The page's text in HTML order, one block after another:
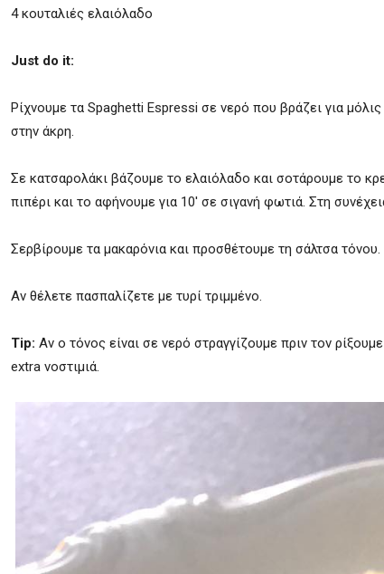
4 κουταλιές ελαιόλαδο
Just do it:
Ρίχνουμε τα Spaghetti Espressi σε νερό που βράζει για μόλις
στην άκρη.
Σε κατσαρολάκι βάζουμε το ελαιόλαδο και σοτάρουμε το
πιπέρι και το αφήνουμε για 10′ σε σιγανή φωτιά. Στη
Σερβίρουμε τα μακαρόνια και προσθέτουμε τη σάλτσα τόνου.
Αν θέλετε πασπαλίζετε με τυρί τριμμένο.
Tip: Αν ο τόνος είναι σε νερό στραγγίζουμε πριν τον
extra νοστιμιά.